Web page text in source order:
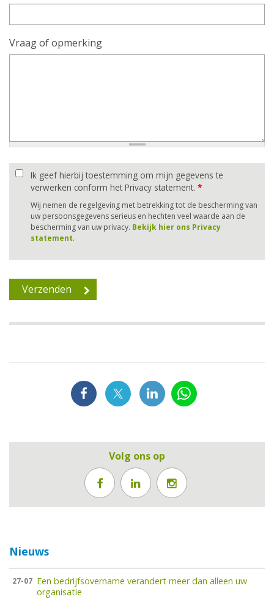
Vraag of opmerking
Ik geef hierbij toestemming om mijn gegevens te
verwerken conform het Privacy statement. *
Wij nemen de regelgeving met betrekking tot de bescherming van
uw persoonsgegevens serieus en hechten veel waarde aan de
bescherming van uw privacy. Bekijk hier ons Privacy
statement.
Volg ons op
Nieuws
27-07 Een bedrijfsovername verandert meer dan alleen uw
organisatie